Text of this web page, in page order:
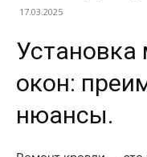
17.03.2025
окон:
нюансы.